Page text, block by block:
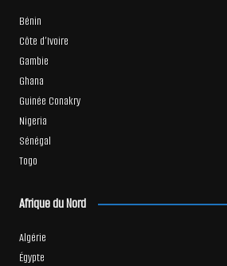
Bénin
Côte d’Ivoire
Gambie
Ghana
Guinée Conakry
Nigeria
Sénégal
Togo
Afrique du Nord
Algérie
Égypte